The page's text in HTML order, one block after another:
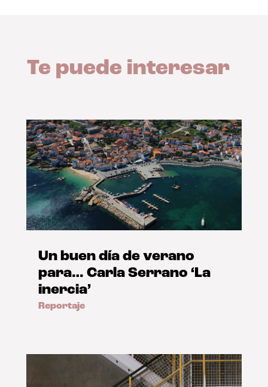
Te puede interesar
Un buen día de verano
para… Carla Serrano ‘La
inercia’
Reportaje